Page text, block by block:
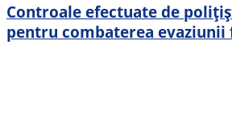
Controale efectuate de
pentru combaterea evaziunii